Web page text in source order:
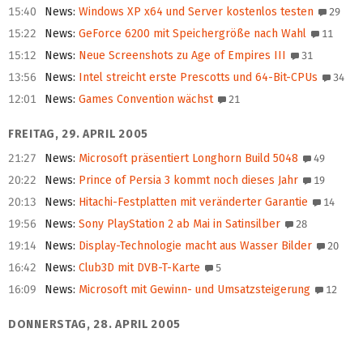
15:40 News: Windows XP x64 und Server kostenlos testen 29
15:22 News: GeForce 6200 mit Speichergröße nach Wahl 11
15:12 News: Neue Screenshots zu Age of Empires III 31
13:56 News: Intel streicht erste Prescotts und 64-Bit-CPUs 34
12:01 News: Games Convention wächst 21
FREITAG, 29. APRIL 2005
21:27
News: Microsoft präsentiert Longhorn Build 5048 49
20:22 News: Prince of Persia 3 kommt noch dieses Jahr 19
20:13 News: Hitachi-Festplatten mit veränderter Garantie 14
19:56 News: Sony PlayStation 2 ab Mai in Satinsilber 28
19:14 News: Display-Technologie macht aus Wasser Bilder 20
16:42 News: Club3D mit DVB-T-Karte 5
16:09 News: Microsoft mit Gewinn- und Umsatzsteigerung 12
DONNERSTAG, 28. APRIL 2005